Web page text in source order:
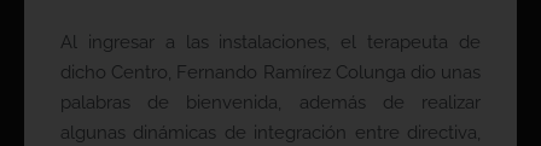
Al ingresar a las instalaciones, el terapeuta de
dicho Centro, Fernando Ramírez Colunga dio unas
palabras de bienvenida, además de realizar
algunas dinámicas de integración entre directiva,